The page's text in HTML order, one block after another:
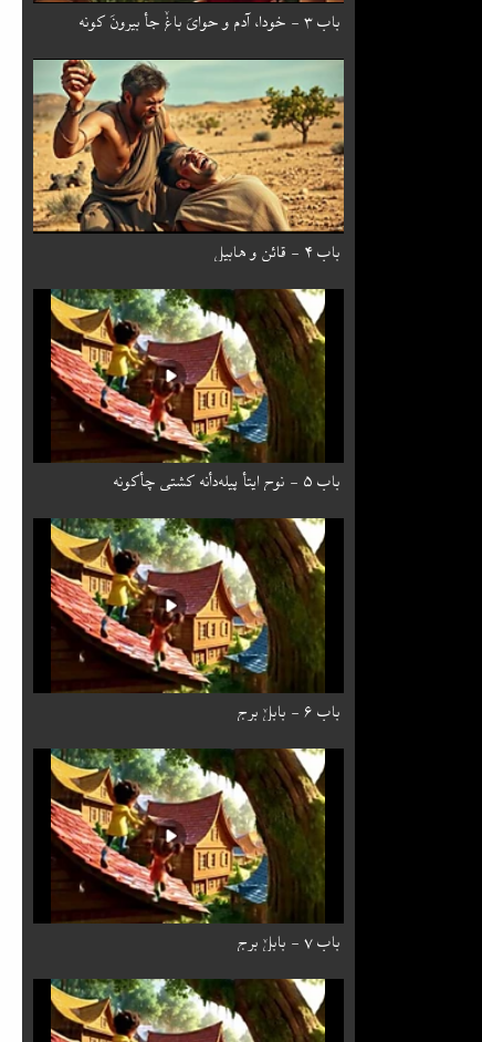
باب ۳ - خودا، آدم و حوایَ باغٚ جأ بیرونَ کونه
باب ۴ - قائن و هابیل
باب ۵ - نوح ایتأ پیله‌دأنه کشتی چأکونه
باب ۶ - بابِلٚ برج
باب ۷ - بابِلٚ برج